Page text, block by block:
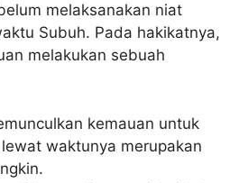
melaksanakan niat
Subuh. Pada hakikatnya,
melakukan sebuah
kemauan untuk
waktunya merupakan